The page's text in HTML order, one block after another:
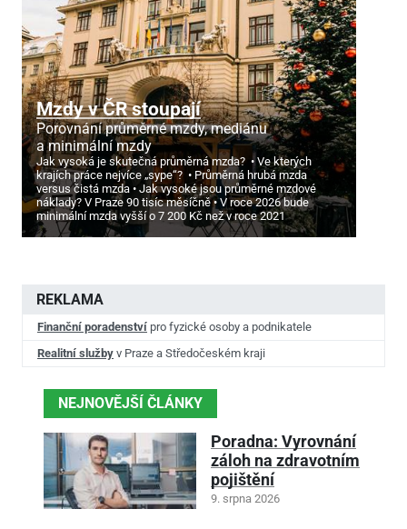
Mzdy v ČR stoupají
Porovnání průměrné mzdy, mediánu
a minimální mzdy
Jak vysoká je skutečná průměrná mzda?
Ve kterých
krajích práce nejvíce „sype“?
Průměrná hrubá mzda
versus čistá mzda
Jak vysoké jsou průměrné mzdové
náklady? V Praze 90 tisíc měsíčně
V roce 2026 bude
minimální mzda vyšší o 7 200 Kč než v roce 2021
REKLAMA
Finanční poradenství pro fyzické osoby a podnikatele
Realitní služby v Praze a Středočeském kraji
NEJNOVĚJŠÍ ČLÁNKY
Poradna: Vyrovnání
záloh na zdravotním
pojištění
9. srpna 2026